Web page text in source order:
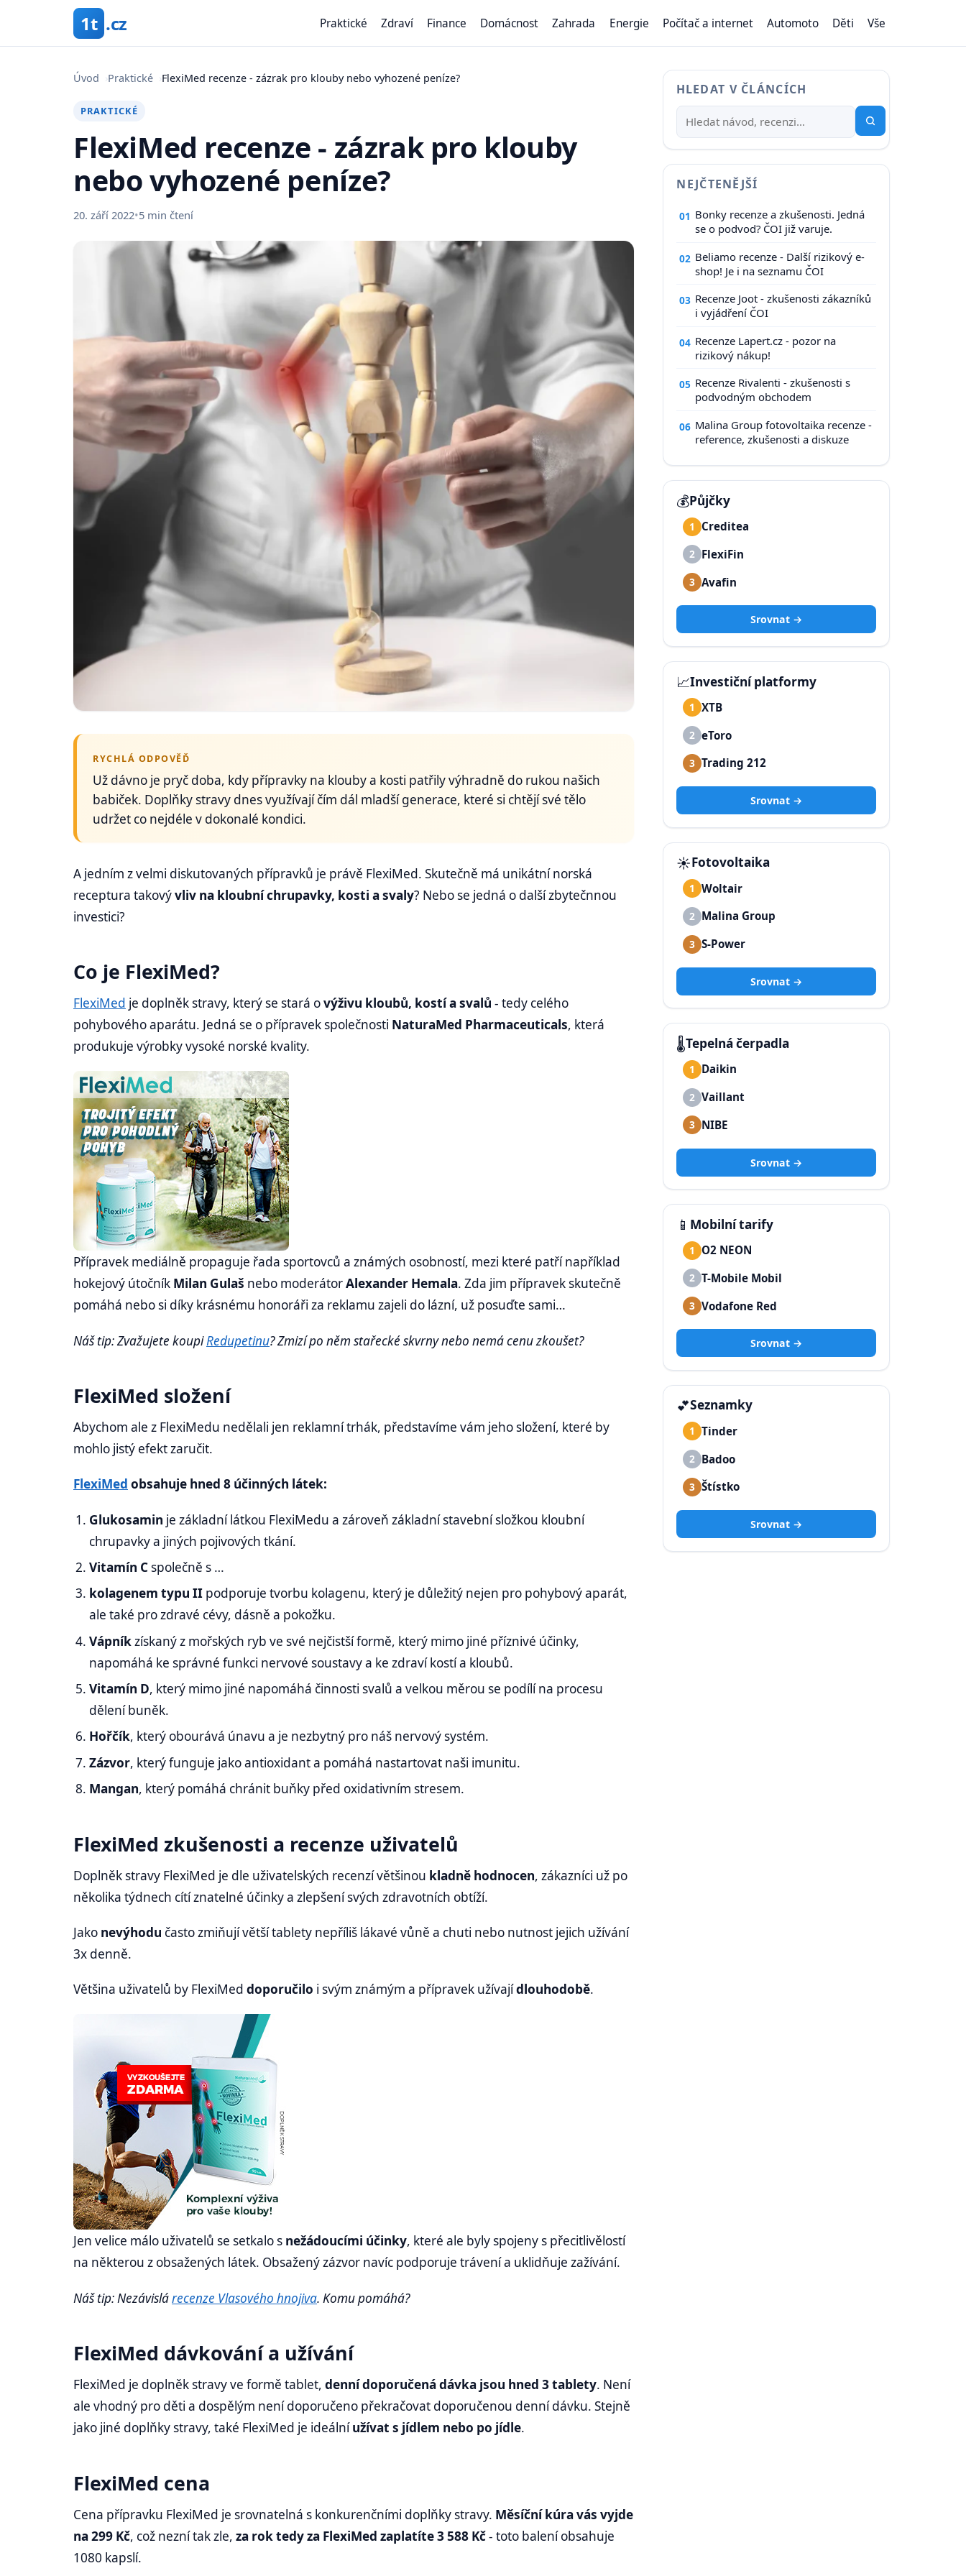
1t .cz Praktické Zdraví Finance Domácnost Zahrada Energie Počítač a internet Automoto Děti Vše
Úvod ›Praktické ›FlexiMed recenze - zázrak pro klouby nebo vyhozené peníze?
PRAKTICKÉ
FlexiMed recenze - zázrak pro klouby
nebo vyhozené peníze?
20. září 2022•5 min čtení
RYCHLÁ ODPOVĚĎ
Už dávno je pryč doba, kdy přípravky na klouby a kosti patřily výhradně do rukou našich
babiček. Doplňky stravy dnes využívají čím dál mladší generace, které si chtějí své tělo
udržet co nejdéle v dokonalé kondici.
A jedním z velmi diskutovaných přípravků je právě FlexiMed. Skutečně má unikátní norská
receptura takovývliv na kloubní chrupavky, kosti a svaly? Nebo se jedná o další zbytečnnou
investici?
Co je FlexiMed?
FlexiMed je doplněk stravy, který se stará ovýživu kloubů, kostí a svalů - tedy celého
pohybového aparátu. Jedná se o přípravek společnosti NaturaMed Pharmaceuticals, která
produkuje výrobky vysoké norské kvality.
Přípravek mediálně propaguje řada sportovců a známých osobností, mezi které patří například
hokejový útočník Milan Gulaš nebo moderátorAlexander Hemala. Zda jim přípravek skutečně
pomáhá nebo si díky krásnému honoráři za reklamu zajeli do lázní, už posuďte sami…
Náš tip: Zvažujete koupiRedupetinu? Zmizí po něm stařecké skvrny nebo nemá cenu zkoušet?
FlexiMed složení
Abychom ale z FlexiMedu nedělali jen reklamní trhák, představíme vám jeho složení, které by
mohlo jistý efekt zaručit.
FlexiMed obsahuje hned 8 účinných látek:
Glukosamin je základní látkou FlexiMedu a zároveň základní stavební složkou kloubní
chrupavky a jiných pojivových tkání.
Vitamín Cspolečně s …
kolagenem typu II podporuje tvorbu kolagenu, který je důležitý nejen pro pohybový aparát,
ale také pro zdravé cévy, dásně a pokožku.
Vápníkzískaný z mořských ryb ve své nejčistší formě, který mimo jiné příznivé účinky,
napomáhá ke správné funkci nervové soustavy a ke zdraví kostí a kloubů.
Vitamín D, který mimo jiné napomáhá činnosti svalů a velkou měrou se podílí na procesu
dělení buněk.
Hořčík, který obourává únavu a je nezbytný pro náš nervový systém.
Zázvor, který funguje jako antioxidant a pomáhá nastartovat naši imunitu.
Mangan, který pomáhá chránit buňky před oxidativním stresem.
FlexiMed zkušenosti a recenze uživatelů
Doplněk stravy FlexiMed je dle uživatelských recenzí většinou kladně hodnocen, zákazníci už po
několika týdnech cítí znatelné účinky a zlepšení svých zdravotních obtíží.
Jako nevýhodu často zmiňují větší tablety nepříliš lákavé vůně a chuti nebo nutnost jejich užívání
3x denně.
Většina uživatelů by FlexiMed doporučilo i svým známým a přípravek užívajídlouhodobě.
Jen velice málo uživatelů se setkalo s nežádoucími účinky, které ale byly spojeny s přecitlivělostí
na některou z obsažených látek. Obsažený zázvor navíc podporuje trávení a uklidňuje zažívání.
Náš tip: Nezávislárecenze Vlasového hnojiva. Komu pomáhá?
FlexiMed dávkování a užívání
FlexiMed je doplněk stravy ve formě tablet, denní doporučená dávka jsou hned 3 tablety. Není
ale vhodný pro děti a dospělým není doporučeno překračovat doporučenou denní dávku. Stejně
jako jiné doplňky stravy, také FlexiMed je ideálníužívat s jídlem nebo po jídle.
FlexiMed cena
Cena přípravku FlexiMed je srovnatelná s konkurenčními doplňky stravy. Měsíční kúra vás vyjde
na 299 Kč, což nezní tak zle, za rok tedy za FlexiMed zaplatíte 3 588 Kč- toto balení obsahuje
1080 kapslí.
HLEDAT V ČLÁNCÍCH
NEJČTENĚJŠÍ
01 Bonky recenze a zkušenosti. Jedná
se o podvod? ČOI již varuje.
02 Beliamo recenze - Další rizikový e-
shop! Je i na seznamu ČOI
03 Recenze Joot - zkušenosti zákazníků
i vyjádření ČOI
04 Recenze Lapert.cz - pozor na
rizikový nákup!
05 Recenze Rivalenti - zkušenosti s
podvodným obchodem
06 Malina Group fotovoltaika recenze -
reference, zkušenosti a diskuze
💰Půjčky
1 Creditea
2 FlexiFin
3 Avafin
Srovnat →
📈Investiční platformy
1 XTB
2 eToro
3 Trading 212
Srovnat →
☀️Fotovoltaika
1 Woltair
2 Malina Group
3 S-Power
Srovnat →
🌡️Tepelná čerpadla
1 Daikin
2 Vaillant
3 NIBE
Srovnat →
📱 Mobilní tarify
1 O2 NEON
2 T-Mobile Mobil
3 Vodafone Red
Srovnat →
💕Seznamky
1 Tinder
2 Badoo
3 Štístko
Srovnat →